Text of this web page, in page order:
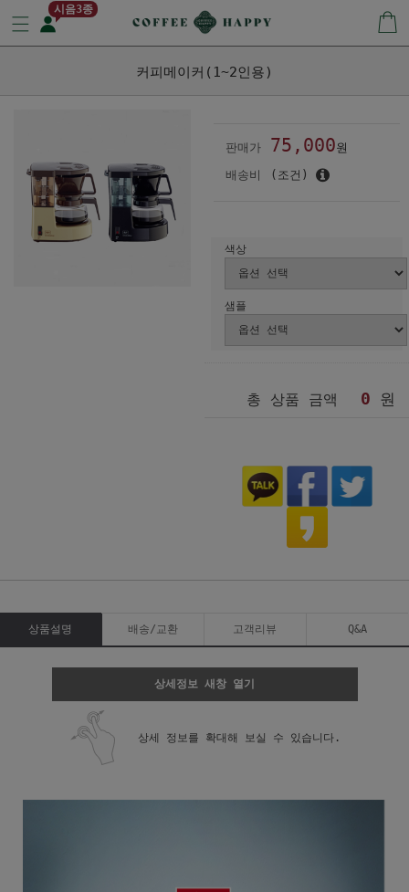
시음3종
커피메이커(1~2인용)
판매가 75,000원
배송비
(조건)
색상
샘플
총 상품 금액 0 원
상품설명 배송/교환 고객리뷰 Q&A
상세정보 새창 열기
상세 정보를 확대해 보실 수 있습니다.